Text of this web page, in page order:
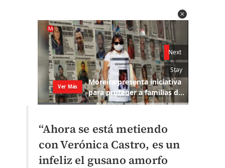
“Ahora se está metiendo
con Verónica Castro, es un
infeliz el gusano amorfo